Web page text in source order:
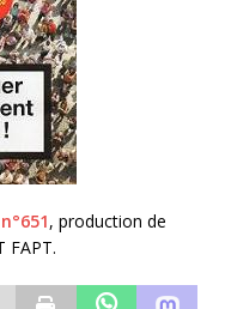
, production de
FAPT.